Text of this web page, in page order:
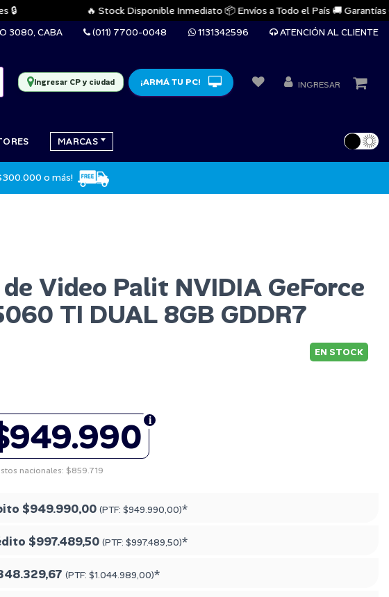
🔥 Stock Disponible Inmediato 📦 Envíos a Todo el País 🚚 Garantías
3080, CABA (011) 7700-0048 1131342596 ATENCIÓN AL CLIENTE
Ingresar CP y ciudad ¡ARMÁ TU PC! INGRESAR
MARCAS
o más!
Video Palit NVIDIA GeForce
TI DUAL 8GB GDDR7
EN STOCK
nacionales: $859.719
$949.990,00 (PTF: $949.990,00)*
$997.489,50 (PTF: $997.489,50)*
(PTF: $1.044.989,00)*